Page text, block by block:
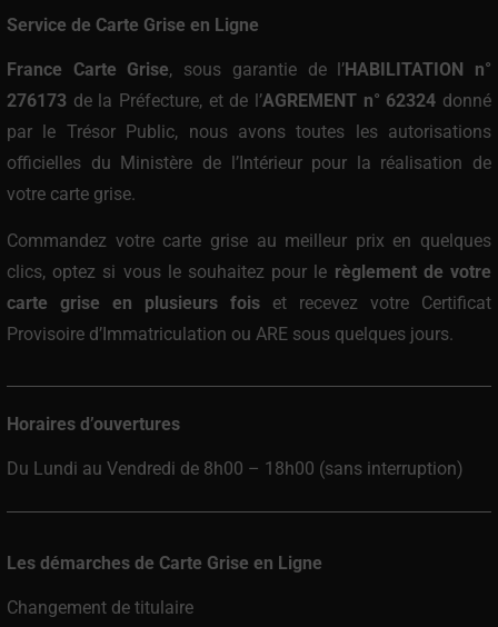
Service de Carte Grise en Ligne
France Carte Grise, sous garantie de l’HABILITATION n°
276173 de la Préfecture, et de l’AGREMENT n° 62324 donné
par le Trésor Public, nous avons toutes les autorisations
officielles du Ministère de l’Intérieur pour la réalisation de
votre carte grise.
Commandez votre carte grise au meilleur prix en quelques
clics, optez si vous le souhaitez pour le règlement de votre
carte grise en plusieurs fois et recevez votre Certificat
Provisoire d’Immatriculation ou ARE sous quelques jours.
Horaires d’ouvertures
Du Lundi au Vendredi de 8h00 – 18h00 (sans interruption)
Les démarches de Carte Grise en Ligne
Changement de titulaire